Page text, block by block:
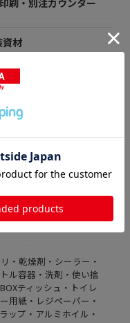
刷・別注カウンター
資材
ぼり・紙コップ・プラ
カップ・紙皿・バーガ
容器・総菜容器・丼容
ゴム・タレビン・竹
・乾燥剤・シーラー・
ル容器・洗剤・使い捨
ティッシュ・トイレ
用紙・レジペーパー・
ップ・アルミホイル・